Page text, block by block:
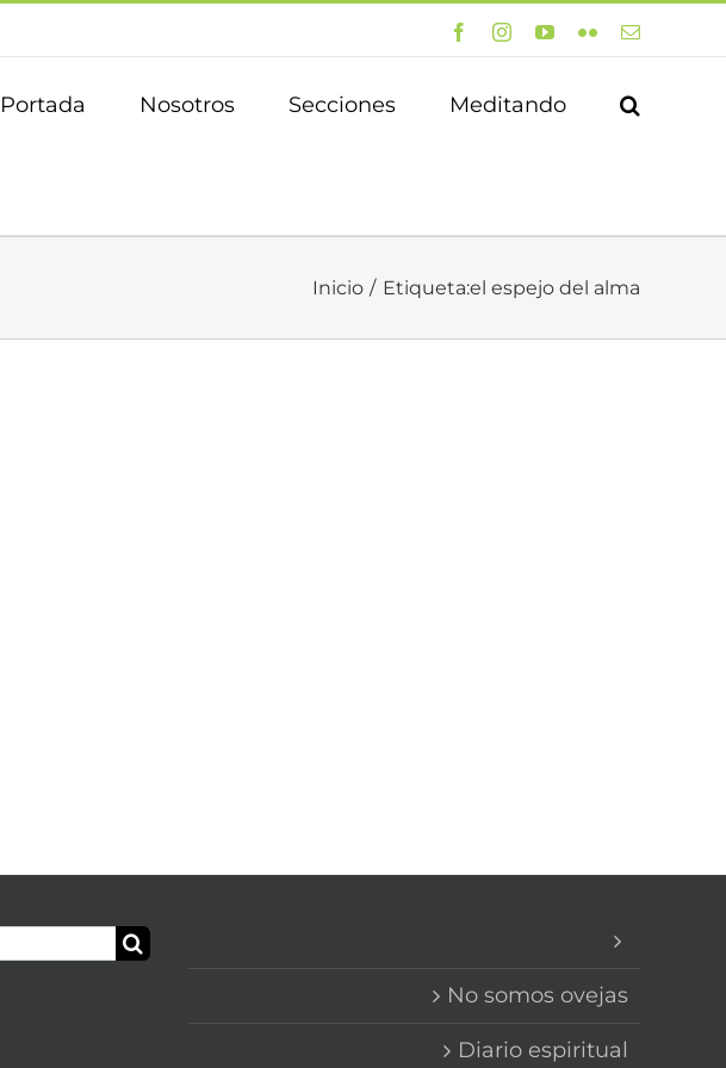
FacebookInstagramYouTube
FlickrCorreo
Portada Nosotros Secciones Meditando
Inicio Etiqueta:el espejo del alma
No somos ovejas
Diario espiritual